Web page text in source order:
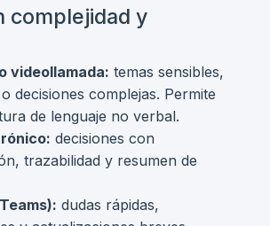
complejidad y
videollamada: temas sensibles,
decisiones complejas. Permite
de lenguaje no verbal.
decisiones con
trazabilidad y resumen de
dudas rápidas,